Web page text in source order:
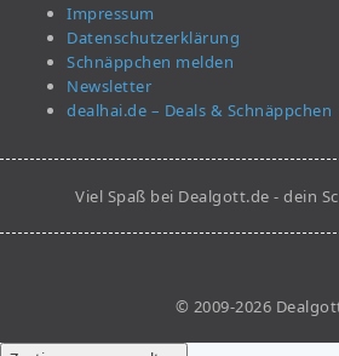
Impressum
Datenschutzerklärung
Schnäppchen melden
Newsletter
dealhai.de – Deals & Schnäppchen
Viel Spaß bei Dealgott.de - dein
© 2009-2026